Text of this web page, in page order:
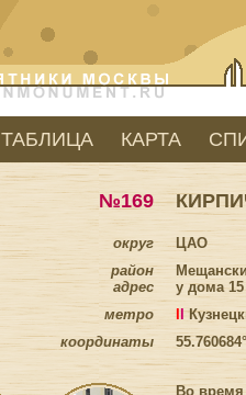
ТАБЛИЦА КАРТА
№169
округ
район
адрес
метро
координаты
ЦАО
у дома
I
Во время